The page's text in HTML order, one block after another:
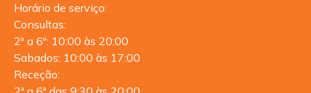
Horário de serviço:
Consultas:
2ª a 6ª: 10:00 às 20:00
Sabados: 10:00 às 17:00
Receção: